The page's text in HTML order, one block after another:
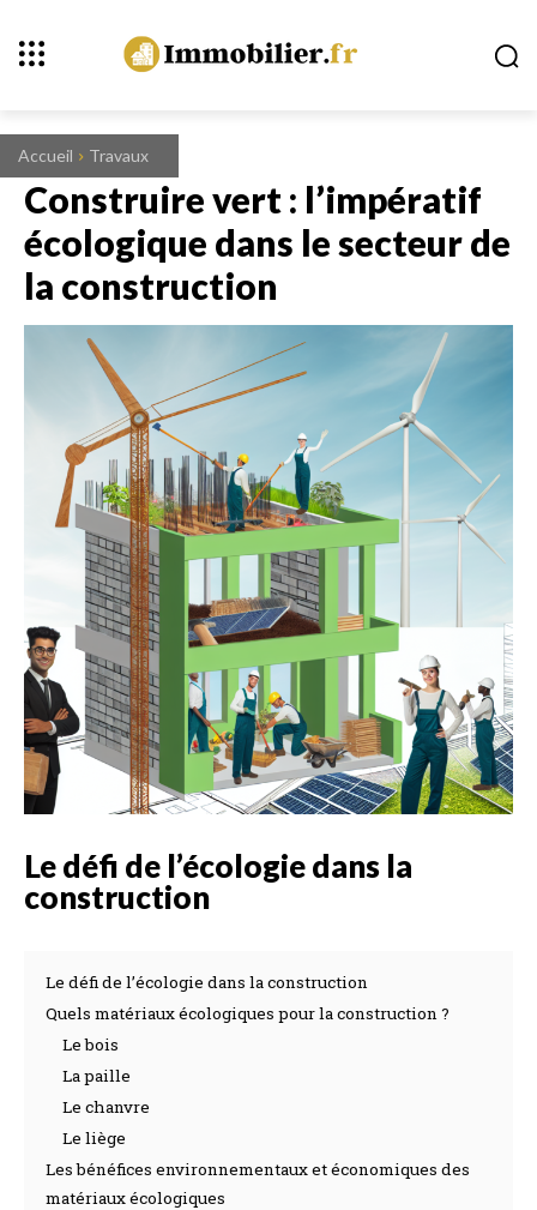
Accueil Travaux
Construire vert : l’impératif
écologique dans le secteur de
la construction
Le défi de l’écologie dans la
construction
Le défi de l’écologie dans la construction
Quels matériaux écologiques pour la construction ?
Le bois
La paille
Le chanvre
Le liège
Les bénéfices environnementaux et économiques des
matériaux écologiques